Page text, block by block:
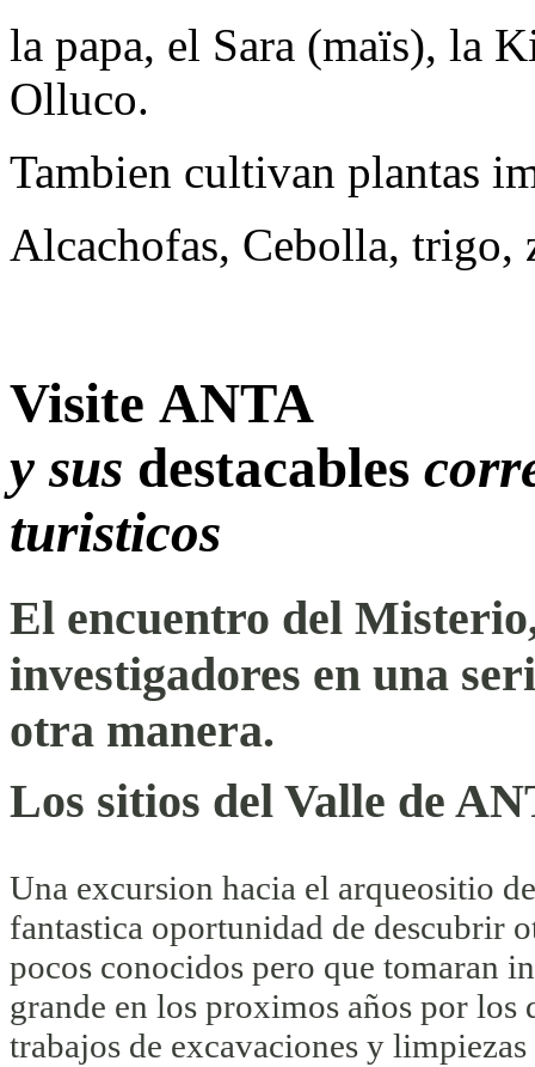
la papa, el Sara (maïs), la
Olluco.
Tambien cultivan plantas
Alcachofas, Cebolla, trigo,
Visite ANTA
y sus destacables
turisticos
El encuentro del
investigadores en una
otra manera.
Los sitios del Valle de
Una excursion hacia el arqueositio
fantastica oportunidad de descubrir
pocos conocidos pero que tomaran
grande en los proximos años por los
trabajos de excavaciones y